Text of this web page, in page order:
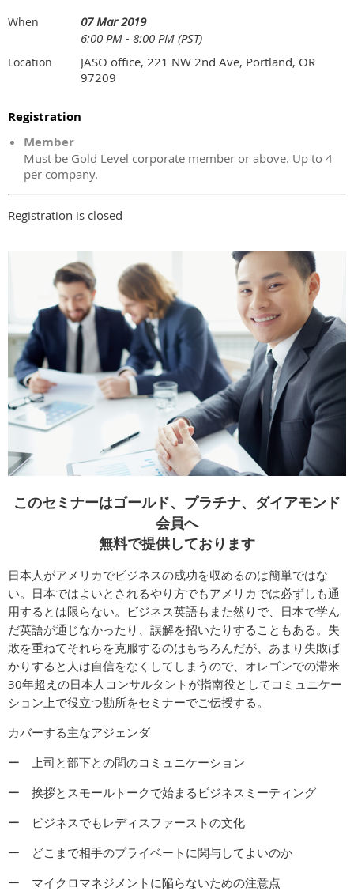
When
07 Mar 2019
6:00 PM - 8:00 PM (PST)
Location
JASO office, 221 NW 2nd Ave, Portland, OR
97209
Registration
Member
Must be Gold Level corporate member or above. Up to 4
per company.
Registration is closed
このセミナーはゴールド、プラチナ、ダイアモンド
会員へ
無料で提供しております
日本人がアメリカでビジネスの成功を収めるのは簡単ではな
い。日本ではよいとされるやり方でもアメリカでは必ずしも通
用するとは限らない。ビジネス英語もまた然りで、日本で学ん
だ英語が通じなかったり、誤解を招いたりすることもある。失
敗を重ねてそれらを克服するのはもちろんだが、あまり失敗ば
かりすると人は自信をなくしてしまうので、オレゴンでの滞米
30年超えの日本人コンサルタントが指南役としてコミュニケー
ション上で役立つ勘所をセミナーでご伝授する。
カバーする主なアジェンダ
ー 上司と部下との間のコミュニケーション
ー 挨拶とスモールトークで始まるビジネスミーティング
ー ビジネスでもレディスファーストの文化
ー どこまで相手のプライベートに関与してよいのか
ー マイクロマネジメントに陥らないための注意点